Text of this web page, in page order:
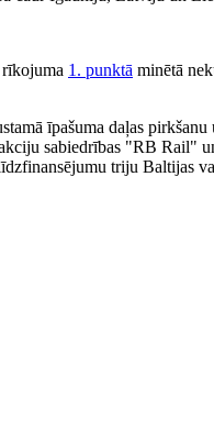
rīkojuma 1. punktā minētā
īpašuma daļas pirkšanu
sabiedrības "RB Rail"
triju Baltijas